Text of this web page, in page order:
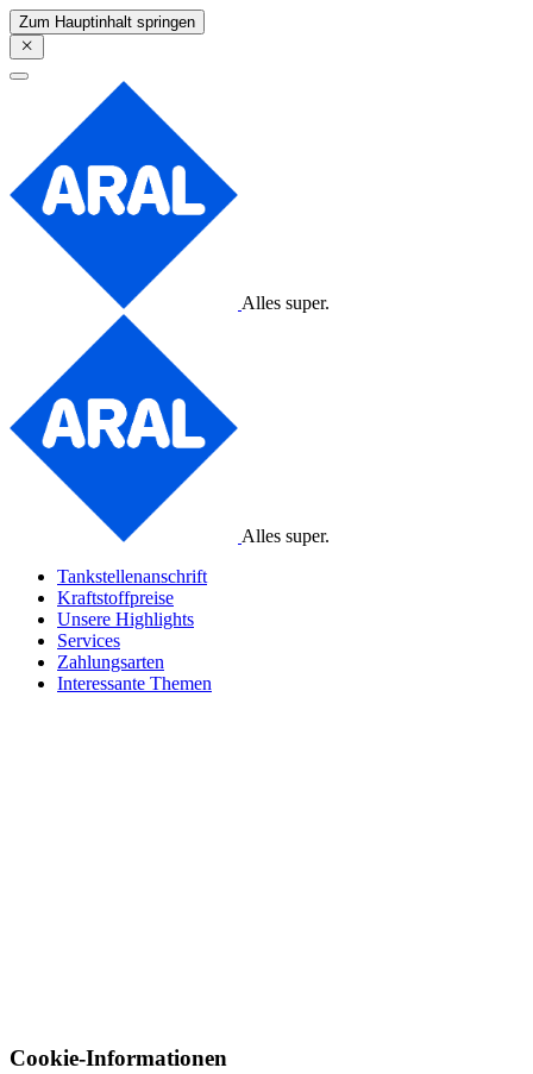
Zum Hauptinhalt springen
Alles super.
Alles super.
Tankstellenanschrift
Kraftstoffpreise
Unsere Highlights
Services
Zahlungsarten
Interessante Themen
Cookie-Informationen